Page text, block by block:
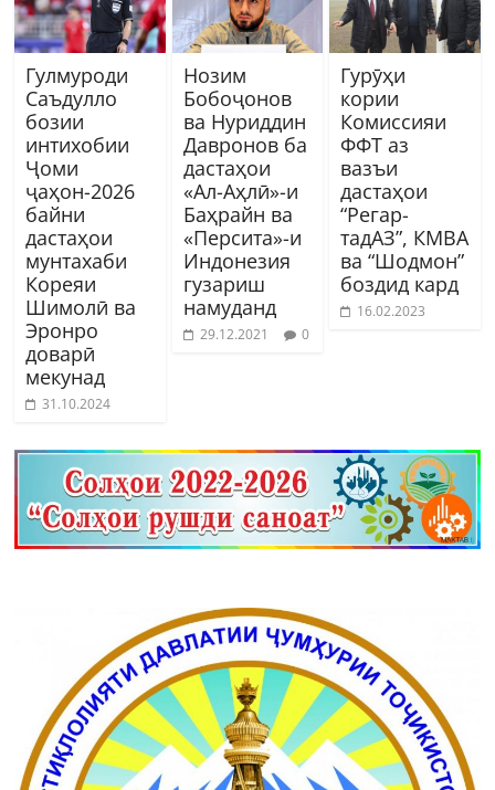
Гулмуроди
Саъдулло
бозии
интихобии
Ҷоми
ҷаҳон-2026
байни
дастаҳои
мунтахаби
Кореяи
Шимолӣ ва
Эронро
доварӣ
мекунад
31.10.2024
Нозим
Бобоҷонов
ва Нуриддин
Давронов ба
дастаҳои
«Ал-Аҳлӣ»-и
Баҳрайн ва
«Персита»-и
Индонезия
гузариш
намуданд
29.12.2021 0
Гурӯҳи
кории
Комиссияи
ФФТ аз
вазъи
дастаҳои
“Регар-
тадАЗ”, КМВА
ва “Шодмон”
боздид кард
16.02.2023